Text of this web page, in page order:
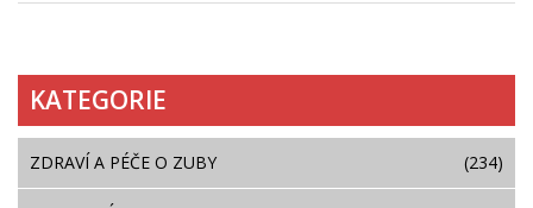
KATEGORIE
ZDRAVÍ A PÉČE O ZUBY (234)